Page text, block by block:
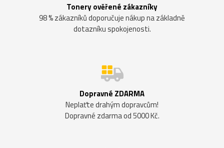
Tonery ověřené zákazníky
98 % zákazníků doporučuje nákup na základně
dotazníku spokojenosti.
Dopravné ZDARMA
Neplaťte drahým dopravcům!
Dopravné zdarma od 5000 Kč.